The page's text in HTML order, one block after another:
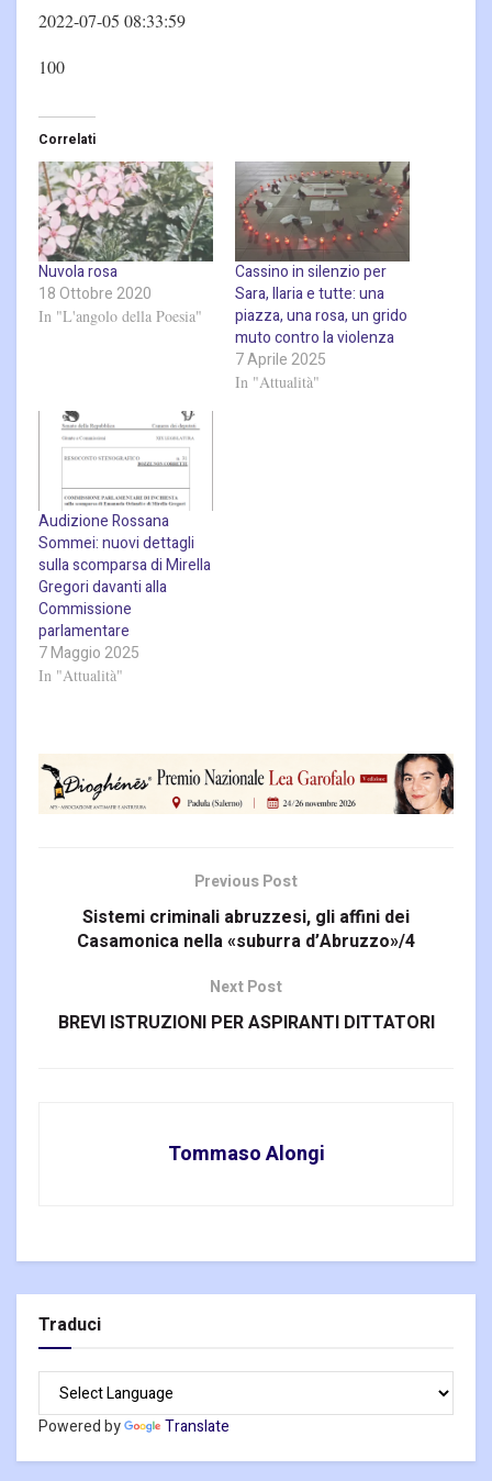
2022-07-05 08:33:59
100
Correlati
Nuvola rosa
18 Ottobre 2020
In "L'angolo della Poesia"
Cassino in silenzio per
Sara, Ilaria e tutte: una
piazza, una rosa, un grido
muto contro la violenza
7 Aprile 2025
In "Attualità"
Audizione Rossana
Sommei: nuovi dettagli
sulla scomparsa di Mirella
Gregori davanti alla
Commissione
parlamentare
7 Maggio 2025
In "Attualità"
Previous Post
Sistemi criminali abruzzesi, gli affini dei
Casamonica nella «suburra d’Abruzzo»/4
Next Post
BREVI ISTRUZIONI PER ASPIRANTI DITTATORI
Tommaso Alongi
Traduci
Powered by Translate